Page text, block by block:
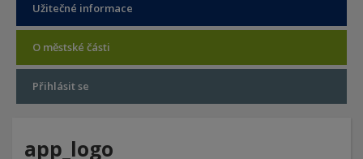
Užitečné informace
O městské části
Přihlásit se
app_logo